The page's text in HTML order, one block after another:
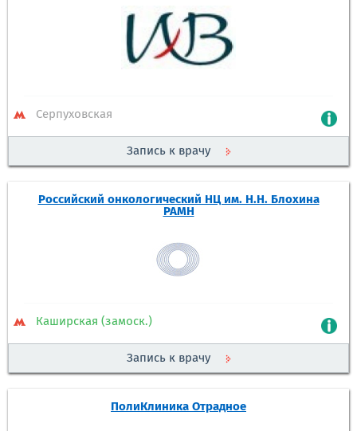
Серпуховская
Запись к врачу
Российский онкологический НЦ им. Н.Н. Блохина
РАМН
Каширская (замоск.)
Запись к врачу
ПолиКлиника Отрадное